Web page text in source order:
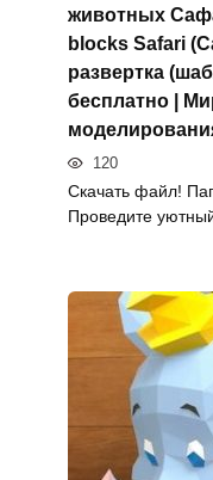
животных
blocks Safari
развертка
бесплатно |
120
Скачать файл!
Проведите